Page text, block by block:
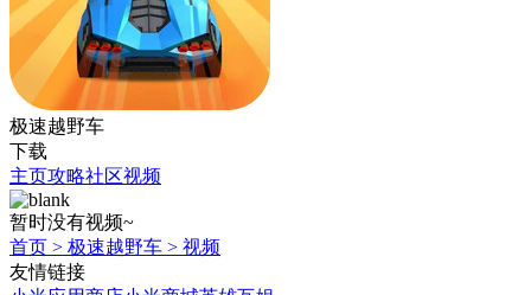
极速越野车
下载
主页攻略社区视频
暂时没有视频~
首页 > 极速越野车 > 视频
友情链接